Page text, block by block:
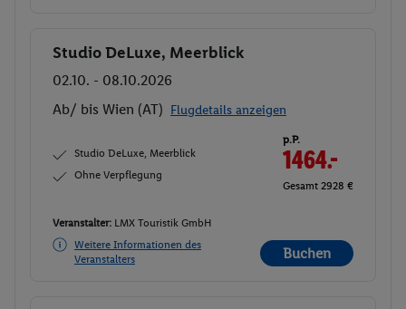
Buchen
Studio DeLuxe, Meerblick
02.10. - 08.10.2026
Ab/ bis Wien (AT) Flugdetails anzeigen
Studio DeLuxe, Meerblick
Ohne Verpflegung
p.P.
1464.-
Gesamt 2928 €
Veranstalter: LMX Touristik GmbH
Weitere Informationen des
Veranstalters
Buchen